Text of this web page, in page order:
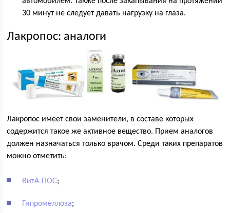
30 минут не следует давать нагрузку на глаза.
Лакропос: аналоги
Лакропос имеет свои заменители, в составе которых
содержится такое же активное вещество. Прием аналогов
должен назначаться только врачом. Среди таких препаратов
можно отметить:
ВитА-ПОС;
Гипромеллоза;